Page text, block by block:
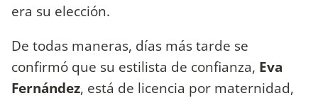
era su elección.
De todas maneras, días más tarde se
confirmó que su estilista de confianza, Eva
Fernández, está de licencia por maternidad,